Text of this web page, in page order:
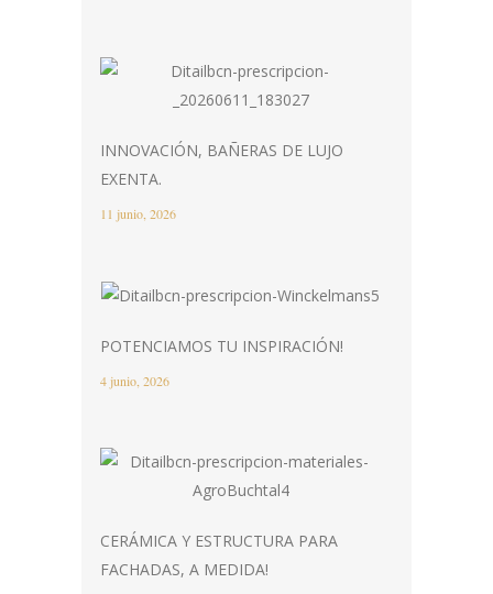
INNOVACIÓN, BAÑERAS DE LUJO
EXENTA.
11 junio, 2026
POTENCIAMOS TU INSPIRACIÓN!
4 junio, 2026
CERÁMICA Y ESTRUCTURA PARA
FACHADAS, A MEDIDA!